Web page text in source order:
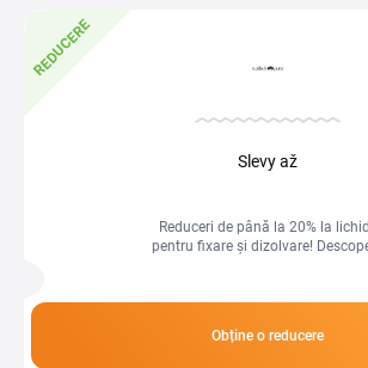
REDUCERE
Slevy až
Reduceri de până la 20% la
pentru fixare și dizolvare!
Obține o reducere